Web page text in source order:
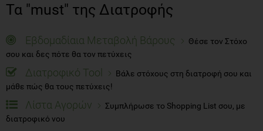
Τα "must" της Διατροφής
Εβδομαδίαια Μεταβολή Βάρους
Θέσε τον Στόχο
σου και δες πότε θα τον πετύχεις
Διατροφικό Tool
Βάλε στόχους στη διατροφή σου και
μάθε πώς θα τους πετύχεις!
Λίστα Αγορών
Συμπλήρωσε το Shopping List σου, με
διατροφικό νου